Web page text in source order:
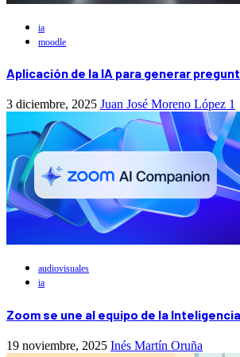
ia
moodle
Aplicación de la IA para generar
3 diciembre, 2025 Juan José Moreno López 1
audiovisuales
ia
Zoom se une al equipo de la
19 noviembre, 2025 Inés Martín Oruña